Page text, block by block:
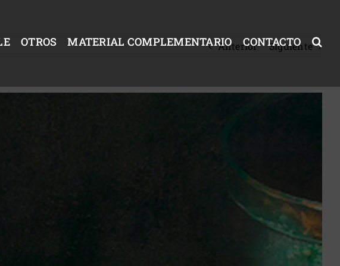
OTROS MATERIAL COMPLEMENTARIO CONTACTO
Anterior Siguiente